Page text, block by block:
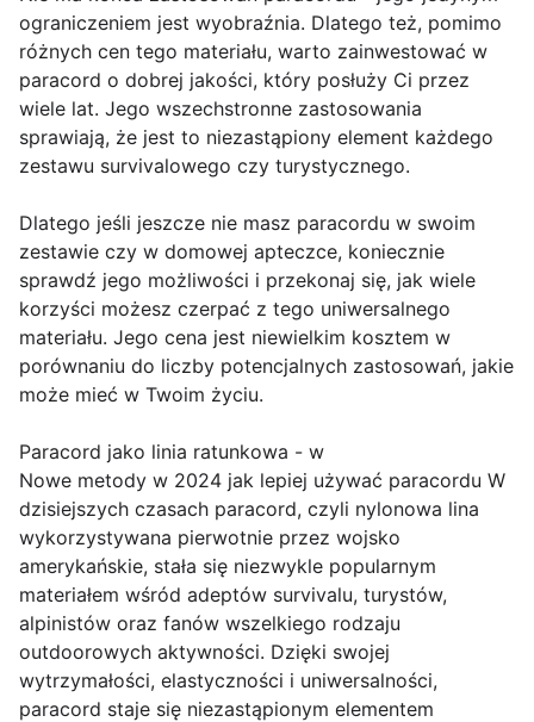
ograniczeniem jest wyobraźnia. Dlatego też, pomimo
różnych cen tego materiału, warto zainwestować w
paracord o dobrej jakości, który posłuży Ci przez
wiele lat. Jego wszechstronne zastosowania
sprawiają, że jest to niezastąpiony element każdego
zestawu survivalowego czy turystycznego.
Dlatego jeśli jeszcze nie masz paracordu w swoim
zestawie czy w domowej apteczce, koniecznie
sprawdź jego możliwości i przekonaj się, jak wiele
korzyści możesz czerpać z tego uniwersalnego
materiału. Jego cena jest niewielkim kosztem w
porównaniu do liczby potencjalnych zastosowań, jakie
może mieć w Twoim życiu.
Paracord jako linia ratunkowa - w
Nowe metody w 2024 jak lepiej używać paracordu W
dzisiejszych czasach paracord, czyli nylonowa lina
wykorzystywana pierwotnie przez wojsko
amerykańskie, stała się niezwykle popularnym
materiałem wśród adeptów survivalu, turystów,
alpinistów oraz fanów wszelkiego rodzaju
outdoorowych aktywności. Dzięki swojej
wytrzymałości, elastyczności i uniwersalności,
paracord staje się niezastąpionym elementem